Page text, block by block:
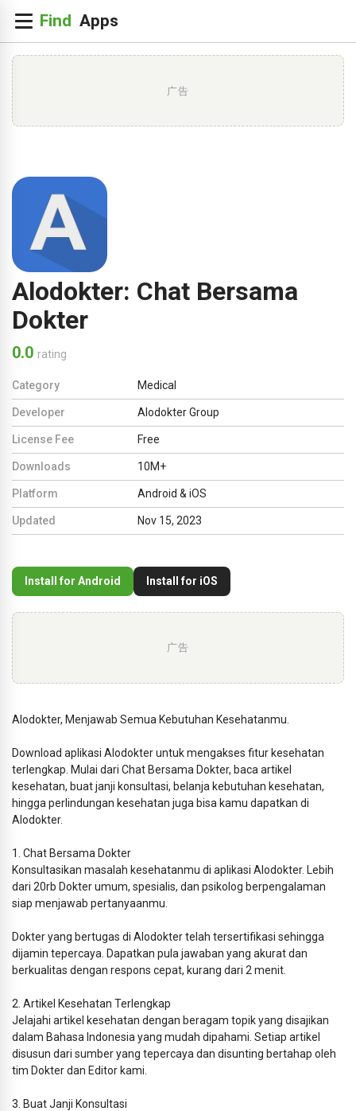
广告
Alodokter: Chat Bersama
Dokter
0.0 rating
Category Medical
Developer Alodokter Group
License Fee Free
Downloads 10M+
Platform Android & iOS
Updated Nov 15, 2023
Install for Android Install for iOS
广告
Alodokter, Menjawab Semua Kebutuhan Kesehatanmu.
Download aplikasi Alodokter untuk mengakses fitur kesehatan
terlengkap. Mulai dari Chat Bersama Dokter, baca artikel
kesehatan, buat janji konsultasi, belanja kebutuhan kesehatan,
hingga perlindungan kesehatan juga bisa kamu dapatkan di
Alodokter.
1. Chat Bersama Dokter
Konsultasikan masalah kesehatanmu di aplikasi Alodokter. Lebih
dari 20rb Dokter umum, spesialis, dan psikolog berpengalaman
siap menjawab pertanyaanmu.
Dokter yang bertugas di Alodokter telah tersertifikasi sehingga
dijamin tepercaya. Dapatkan pula jawaban yang akurat dan
berkualitas dengan respons cepat, kurang dari 2 menit.
2. Artikel Kesehatan Terlengkap
Jelajahi artikel kesehatan dengan beragam topik yang disajikan
dalam Bahasa Indonesia yang mudah dipahami. Setiap artikel
disusun dari sumber yang tepercaya dan disunting bertahap oleh
tim Dokter dan Editor kami.
3. Buat Janji Konsultasi